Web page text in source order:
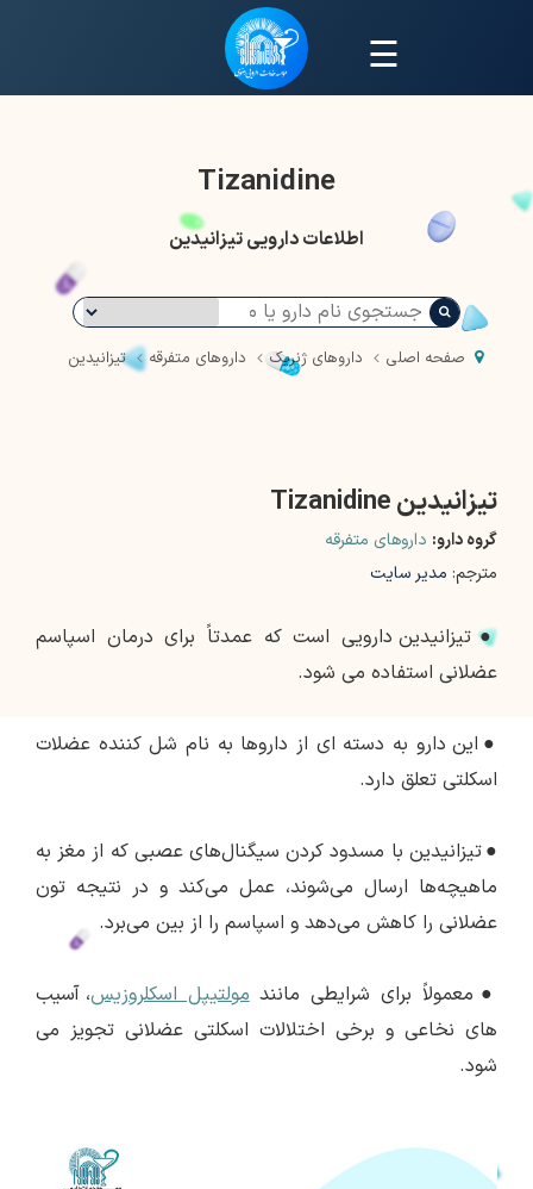
☰
Tizanidine
اطلاعات دارویی تیزانیدین
صفحه اصلی داروهای ژنریک داروهای متفرقه تیزانیدین
تیزانیدین Tizanidine
گروه دارو: داروهای متفرقه
مترجم: مدیر سایت
●تیزانیدین دارویی است که عمدتاً برای درمان اسپاسم
عضلانی استفاده می شود.
● این دارو به دسته ای از داروها به نام شل کننده عضلات
اسکلتی تعلق دارد.
●تیزانیدین با مسدود کردن سیگنال‌های عصبی که از مغز به
ماهیچه‌ها ارسال می‌شوند، عمل می‌کند و در نتیجه تون
عضلانی را کاهش می‌دهد و اسپاسم را از بین می‌برد.
● معمولاً برای شرایطی مانندمولتیپل اسکلروزیس، آسیب
های نخاعی و برخی اختلالات اسکلتی عضلانی تجویز می
شود.